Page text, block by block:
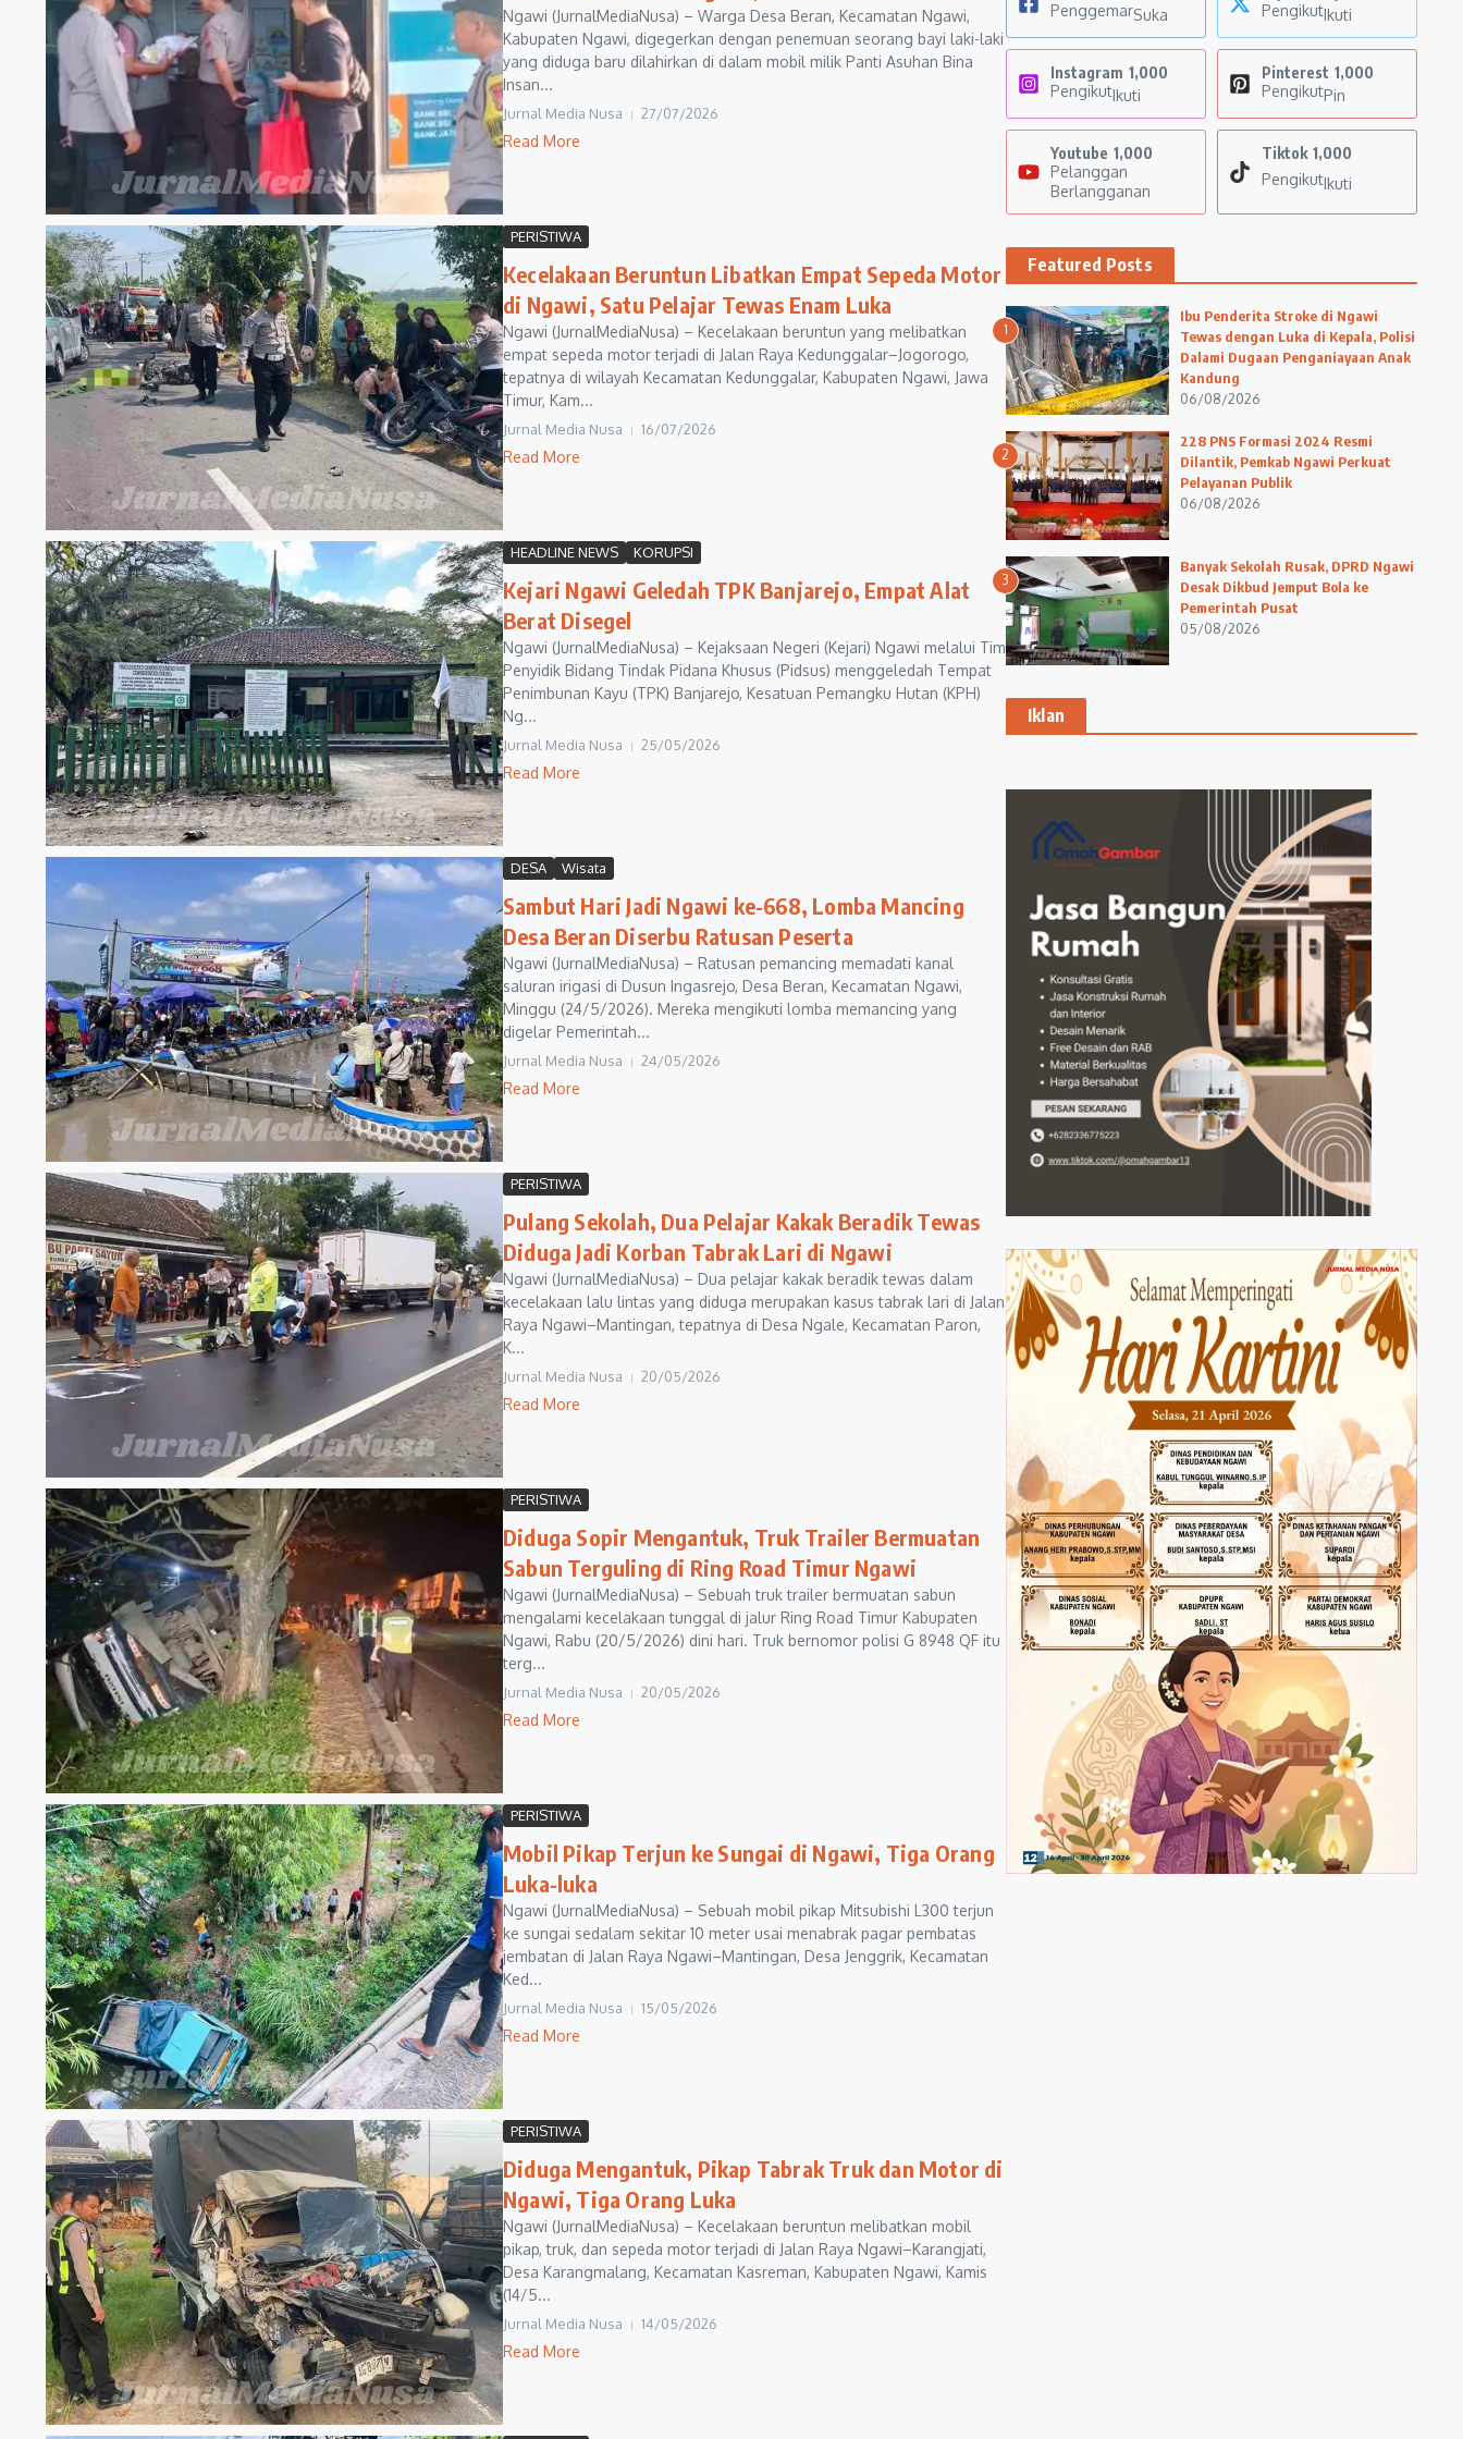
Ngawi (JurnalMediaNusa) – Warga Desa Beran, Kecamatan Ngawi,
Kabupaten Ngawi, digegerkan dengan penemuan seorang bayi laki-laki
yang diduga baru dilahirkan di dalam mobil milik Panti Asuhan Bina
Insan...
Jurnal Media Nusa 27/07/2026
Read More
PERISTIWA
Kecelakaan Beruntun Libatkan Empat Sepeda Motor
di Ngawi, Satu Pelajar Tewas Enam Luka
Ngawi (JurnalMediaNusa) – Kecelakaan beruntun yang melibatkan
empat sepeda motor terjadi di Jalan Raya Kedunggalar–Jogorogo,
tepatnya di wilayah Kecamatan Kedunggalar, Kabupaten Ngawi, Jawa
Timur, Kam...
Jurnal Media Nusa 16/07/2026
Read More
HEADLINE NEWS KORUPSI
Kejari Ngawi Geledah TPK Banjarejo, Empat Alat
Berat Disegel
Ngawi (JurnalMediaNusa) – Kejaksaan Negeri (Kejari) Ngawi melalui Tim
Penyidik Bidang Tindak Pidana Khusus (Pidsus) menggeledah Tempat
Penimbunan Kayu (TPK) Banjarejo, Kesatuan Pemangku Hutan (KPH)
Ng...
Jurnal Media Nusa 25/05/2026
Read More
DESA Wisata
Sambut Hari Jadi Ngawi ke-668, Lomba Mancing
Desa Beran Diserbu Ratusan Peserta
Ngawi (JurnalMediaNusa) – Ratusan pemancing memadati kanal
saluran irigasi di Dusun Ingasrejo, Desa Beran, Kecamatan Ngawi,
Minggu (24/5/2026). Mereka mengikuti lomba memancing yang
digelar Pemerintah...
Jurnal Media Nusa 24/05/2026
Read More
PERISTIWA
Pulang Sekolah, Dua Pelajar Kakak Beradik Tewas
Diduga Jadi Korban Tabrak Lari di Ngawi
Ngawi (JurnalMediaNusa) – Dua pelajar kakak beradik tewas dalam
kecelakaan lalu lintas yang diduga merupakan kasus tabrak lari di Jalan
Raya Ngawi–Mantingan, tepatnya di Desa Ngale, Kecamatan Paron,
K...
Jurnal Media Nusa 20/05/2026
Read More
PERISTIWA
Diduga Sopir Mengantuk, Truk Trailer Bermuatan
Sabun Terguling di Ring Road Timur Ngawi
Ngawi (JurnalMediaNusa) – Sebuah truk trailer bermuatan sabun
mengalami kecelakaan tunggal di jalur Ring Road Timur Kabupaten
Ngawi, Rabu (20/5/2026) dini hari. Truk bernomor polisi G 8948 QF itu
terg...
Jurnal Media Nusa 20/05/2026
Read More
PERISTIWA
Mobil Pikap Terjun ke Sungai di Ngawi, Tiga Orang
Luka-luka
Ngawi (JurnalMediaNusa) – Sebuah mobil pikap Mitsubishi L300 terjun
ke sungai sedalam sekitar 10 meter usai menabrak pagar pembatas
jembatan di Jalan Raya Ngawi–Mantingan, Desa Jenggrik, Kecamatan
Ked...
Jurnal Media Nusa 15/05/2026
Read More
PERISTIWA
Diduga Mengantuk, Pikap Tabrak Truk dan Motor di
Ngawi, Tiga Orang Luka
Ngawi (JurnalMediaNusa) – Kecelakaan beruntun melibatkan mobil
pikap, truk, dan sepeda motor terjadi di Jalan Raya Ngawi–Karangjati,
Desa Karangmalang, Kecamatan Kasreman, Kabupaten Ngawi, Kamis
(14/5...
Jurnal Media Nusa 14/05/2026
Read More
PenggemarSuka
PengikutIkuti
Instagram 1,000
PengikutIkuti
Pinterest 1,000
PengikutPin
Youtube 1,000
Pelanggan
Berlangganan
Tiktok 1,000
PengikutIkuti
Featured Posts
1
Ibu Penderita Stroke di Ngawi
Tewas dengan Luka di Kepala, Polisi
Dalami Dugaan Penganiayaan Anak
Kandung
06/08/2026
2
228 PNS Formasi 2024 Resmi
Dilantik, Pemkab Ngawi Perkuat
Pelayanan Publik
06/08/2026
3
Banyak Sekolah Rusak, DPRD Ngawi
Desak Dikbud Jemput Bola ke
Pemerintah Pusat
05/08/2026
Iklan